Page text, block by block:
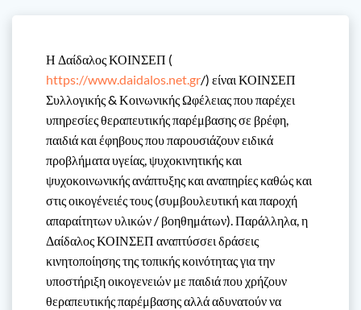
Η Δαίδαλος ΚΟΙΝΣΕΠ (
https://www.daidalos.net.gr/) είναι ΚΟΙΝΣΕΠ
Συλλογικής & Κοινωνικής Ωφέλειας που παρέχει
υπηρεσίες θεραπευτικής παρέμβασης σε βρέφη,
παιδιά και έφηβους που παρουσιάζουν ειδικά
προβλήματα υγείας, ψυχοκινητικής και
ψυχοκοινωνικής ανάπτυξης και αναπηρίες καθώς και
στις οικογένειές τους (συμβουλευτική και παροχή
απαραίτητων υλικών / βοηθημάτων). Παράλληλα, η
Δαίδαλος ΚΟΙΝΣΕΠ αναπτύσσει δράσεις
κινητοποίησης της τοπικής κοινότητας για την
υποστήριξη οικογενειών με παιδιά που χρήζουν
θεραπευτικής παρέμβασης αλλά αδυνατούν να